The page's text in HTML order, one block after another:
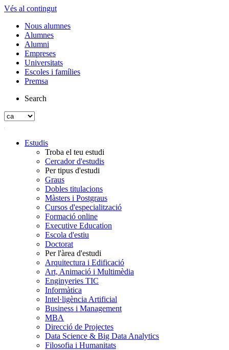
Vés al contingut
Nous alumnes
Alumnes
Alumni
Empreses
Universitats
Escoles i famílies
Premsa
Search
Estudis
Troba el teu estudi
Cercador d'estudis
Per tipus d'estudi
Graus
Dobles titulacions
Màsters i Postgraus
Cursos d'especialització
Formació online
Executive Education
Escola d'estiu
Doctorat
Per l'àrea d'estudi
Arquitectura i Edificació
Art, Animació i Multimèdia
Enginyeries TIC
Informàtica
Intel·ligència Artificial
Business i Management
MBA
Direcció de Projectes
Data Science & Big Data Analytics
Filosofia i Humanitats